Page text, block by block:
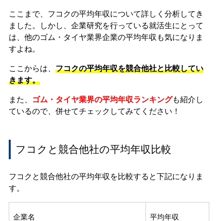
ここまで、フコクの平均年収について詳しく分析してき
ました。しかし、企業研究を行っている就活生にとって
は、他のゴム・タイヤ業界企業の平均年収も気になりま
すよね。
ここからは、 フコクの平均年収を競合他社と比較してい
きます。
また、 ゴム・タイヤ業界の平均年収ランキングも紹介し
ているので、併せてチェックしてみてください！
フコクと競合他社の平均年収比較
フコクと競合他社の平均年収を比較すると下記になりま
す。
企業名 平均年収